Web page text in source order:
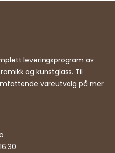
leveringsprogram av
og kunstglass. Til
vareutvalg på mer